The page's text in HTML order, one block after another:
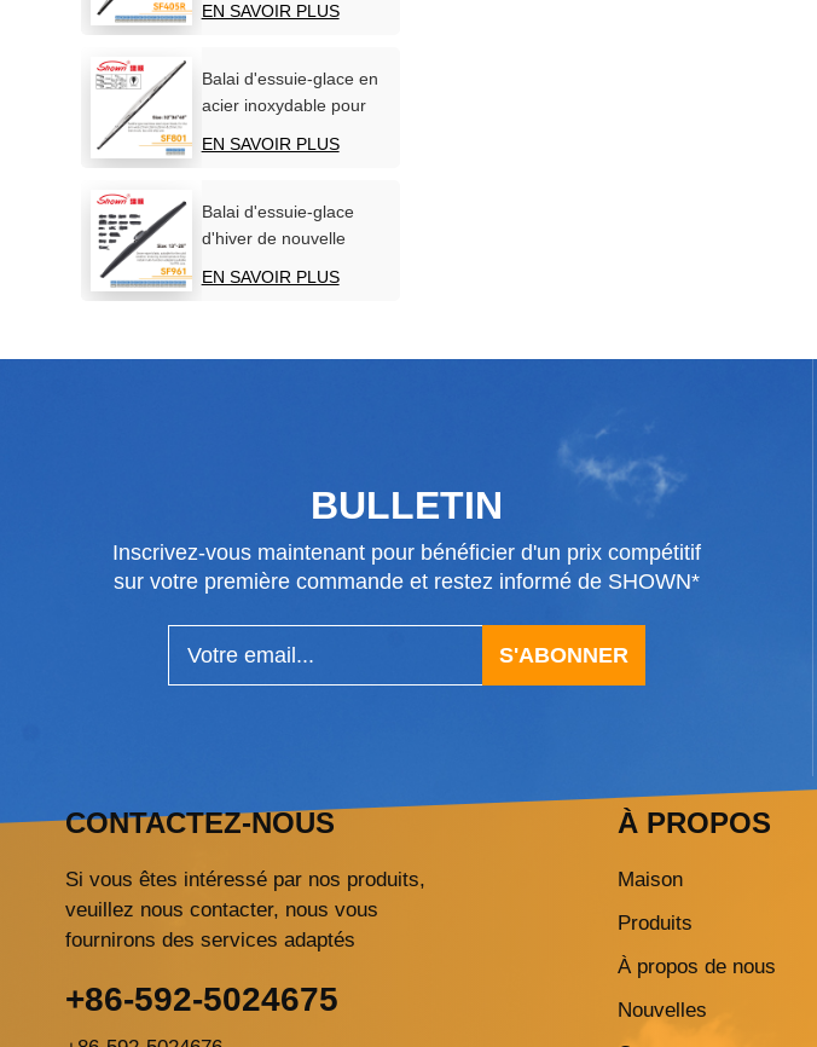
brise de voiture
EN SAVOIR PLUS
Balai d'essuie-glace en
acier inoxydable pour
EN SAVOIR PLUS
Balai d'essuie-glace
d'hiver de nouvelle
EN SAVOIR PLUS
BULLETIN
Inscrivez-vous maintenant pour bénéficier d'un prix compétitif
sur votre première commande et restez informé de SHOWN*
S'ABONNER
CONTACTEZ-NOUS
Si vous êtes intéressé par nos produits,
veuillez nous contacter, nous vous
fournirons des services adaptés
+86-592-5024675
À PROPOS
Maison
Produits
À propos de nous
Nouvelles